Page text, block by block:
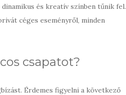
és kreatív színben tűnik fel.
céges eseményről, minden
csapatot?
Érdemes figyelni a következő